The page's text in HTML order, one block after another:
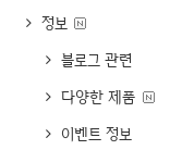
정보
블로그 관련
다양한 제품
이벤트 정보